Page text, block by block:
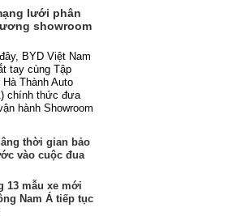
lưới phân
showroom
BYD Việt Nam
tay cùng Tập
Hà Thành Auto
chính thức đưa
hành Showroom
thời gian bảo
vào cuộc đua
13 mẫu xe mới
Nam Á tiếp tục